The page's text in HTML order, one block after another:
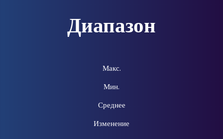
Диапазон
Макс.
Мин.
Среднее
Изменение